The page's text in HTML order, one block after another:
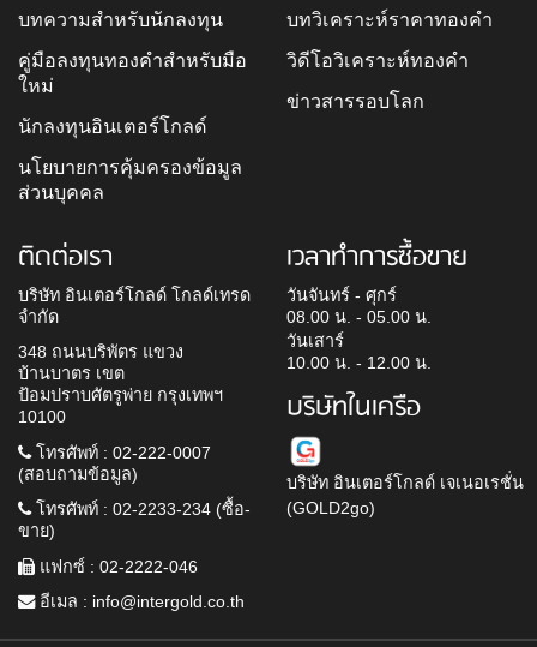
บทความสำหรับนักลงทุน
คู่มือลงทุนทองคำสำหรับมือ
ใหม่
นักลงทุนอินเตอร์โกลด์
นโยบายการคุ้มครองข้อมูล
ส่วนบุคคล
บทวิเคราะห์ราคาทองคำ
วิดีโอวิเคราะห์ทองคำ
ข่าวสารรอบโลก
ติดต่อเรา
บริษัท อินเตอร์โกลด์ โกลด์เทรด
จำกัด
348 ถนนบริพัตร แขวง
บ้านบาตร เขต
ป้อมปราบศัตรูพ่าย กรุงเทพฯ
10100
โทรศัพท์ : 02-222-0007
(สอบถามข้อมูล)
โทรศัพท์ : 02-2233-234 (ซื้อ-
ขาย)
แฟกซ์ : 02-2222-046
อีเมล : info@intergold.co.th
เวลาทำการซื้อขาย
วันจันทร์ - ศุกร์
08.00 น. - 05.00 น.
วันเสาร์
10.00 น. - 12.00 น.
บริษัทในเครือ
บริษัท อินเตอร์โกลด์ เจเนอเรชั่น
(GOLD2go)